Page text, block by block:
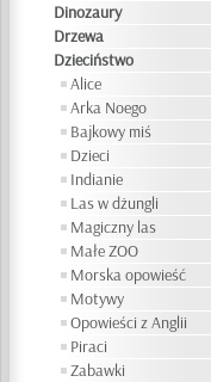
Dinozaury
Drzewa
Dzieciństwo
Alice
Arka Noego
Bajkowy miś
Dzieci
Indianie
Las w dżungli
Magiczny las
Małe ZOO
Morska opowieść
Motywy
Opowieści z Anglii
Piraci
Zabawki